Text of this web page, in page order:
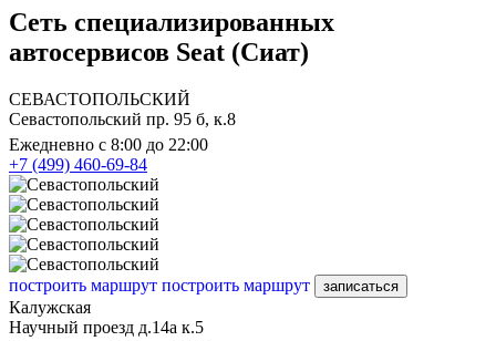
Сеть специализированных
автосервисов Seat (Сиат)
СЕВАСТОПОЛЬСКИЙ
Севастопольский пр. 95 б, к.8
Ежедневно с 8:00 до 22:00
+7 (499) 460-69-84
построить маршрут построить маршрут записаться
Калужская
Научный проезд д.14а к.5